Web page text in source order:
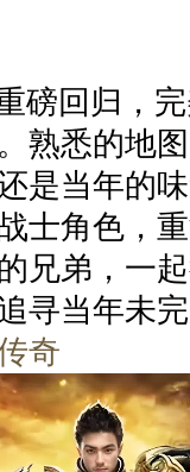
磅回归，
熟悉的地
是当年的
士角色，
兄弟，一
寻当年未
奇